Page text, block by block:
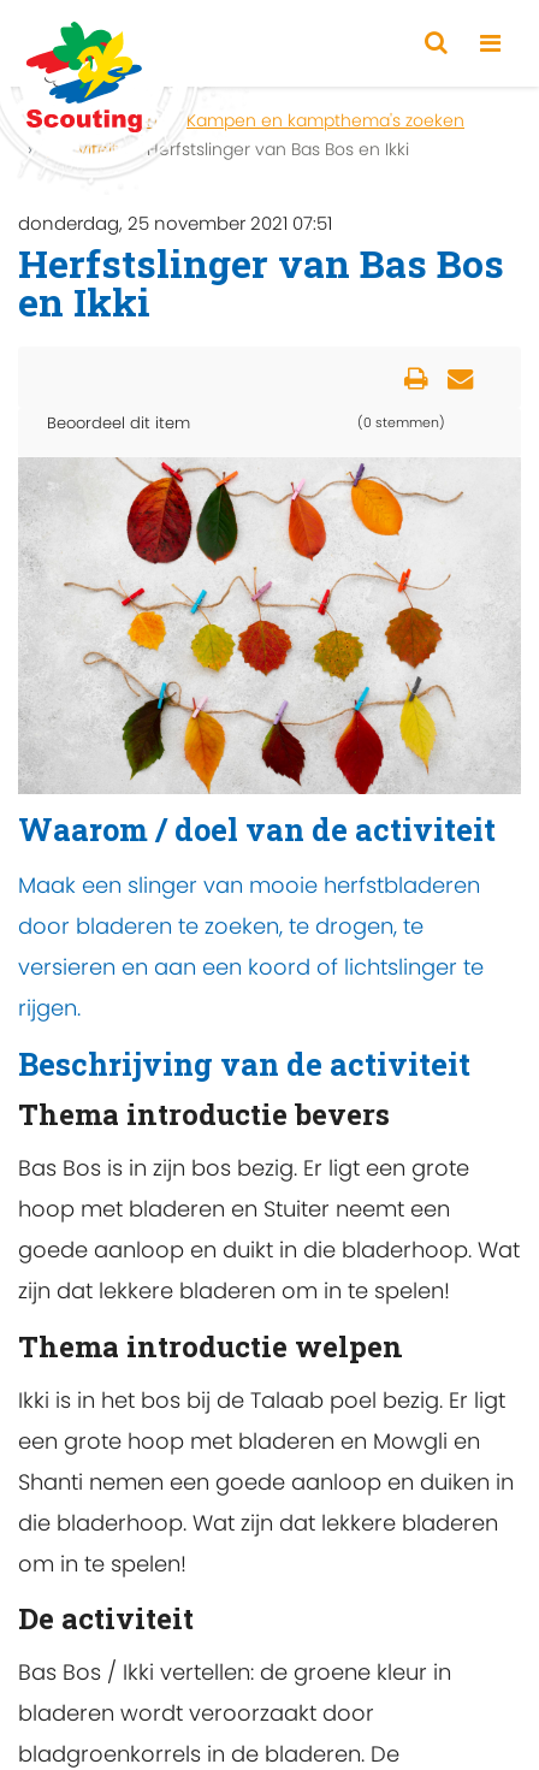
Home Zoeken
Kampen en kampthema's zoeken
Activiteit
Herfstslinger van Bas Bos en Ikki
donderdag, 25 november 2021 07:51
Herfstslinger van Bas Bos
en Ikki
Beoordeel dit item (0 stemmen)
Waarom / doel van de activiteit
Maak een slinger van mooie herfstbladeren
door bladeren te zoeken, te drogen, te
versieren en aan een koord of lichtslinger te
rijgen.
Beschrijving van de activiteit
Thema introductie bevers
Bas Bos is in zijn bos bezig. Er ligt een grote
hoop met bladeren en Stuiter neemt een
goede aanloop en duikt in die bladerhoop. Wat
zijn dat lekkere bladeren om in te spelen!
Thema introductie welpen
Ikki is in het bos bij de Talaab poel bezig. Er ligt
een grote hoop met bladeren en Mowgli en
Shanti nemen een goede aanloop en duiken in
die bladerhoop. Wat zijn dat lekkere bladeren
om in te spelen!
De activiteit
Bas Bos / Ikki vertellen: de groene kleur in
bladeren wordt veroorzaakt door
bladgroenkorrels in de bladeren. De